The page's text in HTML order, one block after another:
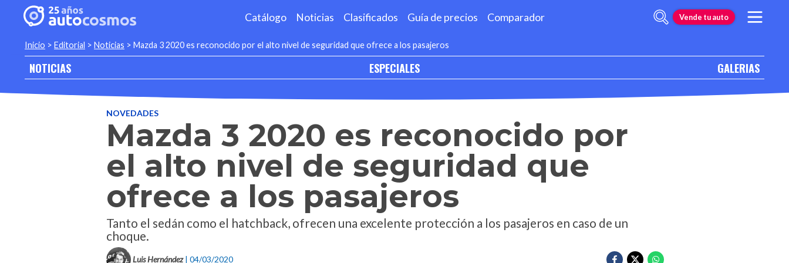
Catálogo Noticias Clasificados Guía de precios Comparador Vende tu auto
Inicio > Editorial > Noticias > Mazda 3 2020 es reconocido por el alto nivel de seguridad que ofrece a los pasajeros
NOTICIAS ESPECIALES GALERIAS
NOVEDADES
Mazda 3 2020 es reconocido por
el alto nivel de seguridad que
ofrece a los pasajeros
Tanto el sedán como el hatchback, ofrecen una excelente protección a los pasajeros en caso de un
choque.
Luis Hernández | 04/03/2020